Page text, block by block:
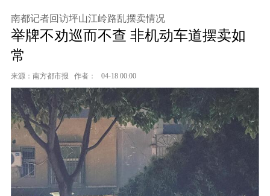
南都记者回访坪山江岭路乱摆卖情况
举牌不劝巡而不查 非机动车道摆卖如
常
来源：南方都市报 作者： 04-18 00:00